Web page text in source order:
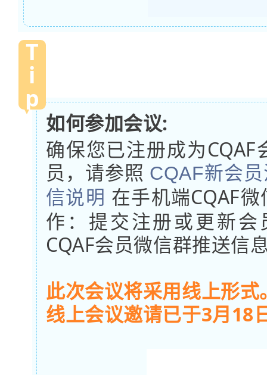
T
i
p
如何参加会议:
确保您已注册成为
员，请参照 CQAF新会
信说明 在手机端CQAF
作：提交注册或更新
CQAF会员微信群推送信
此次会议将采用线上形式
线上会议邀请已于3月18